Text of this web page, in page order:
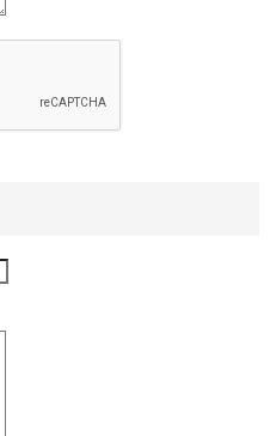
звоните договоримся о